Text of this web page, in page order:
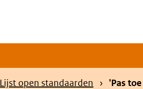
Lijst open standaarden 'Pas